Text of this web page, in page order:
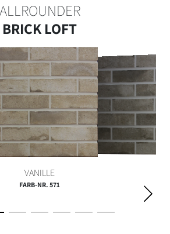
ALLROUNDER
BRICK LOFT
VANILLE
FARB-NR. 571